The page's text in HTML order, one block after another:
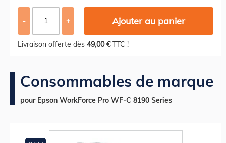
- + Ajouter au panier
Livraison offerte dès 49,00 €TTC !
Consommables de marque
pour Epson WorkForce Pro WF-C 8190 Series